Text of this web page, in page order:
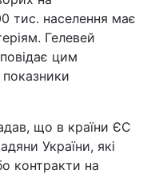
тис. населення має
Гелевей
цим
показники
що в країни ЄС
України, які
контракти на